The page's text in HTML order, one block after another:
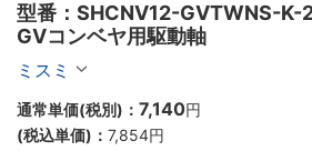
型番：SHCNV12-GVTWNS-K-
GVコンベヤ用駆動軸
ミスミ
通常単価(税別)： 7,140円
(税込単価)： 7,854円